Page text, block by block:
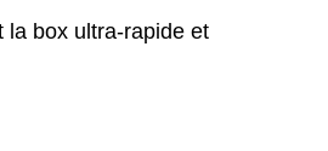
la box ultra-rapide et